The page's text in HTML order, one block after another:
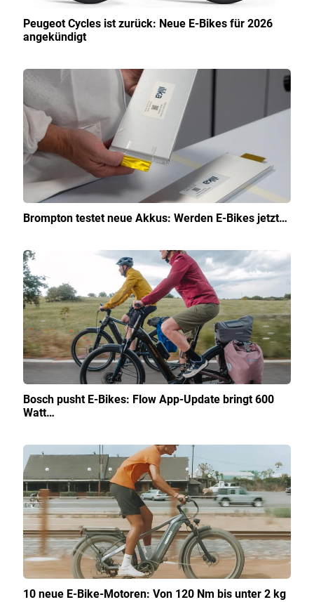
Peugeot Cycles ist zurück: Neue E-Bikes für 2026
angekündigt
Brompton testet neue Akkus: Werden E-Bikes jetzt…
Bosch pusht E-Bikes: Flow App-Update bringt 600
Watt…
10 neue E-Bike-Motoren: Von 120 Nm bis unter 2 kg